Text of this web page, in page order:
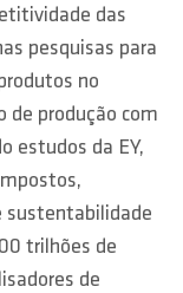
das
pesquisas para
no
de produção com
estudos da EY,
sustentabilidade
trilhões de
de